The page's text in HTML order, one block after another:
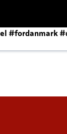
#fordanmark